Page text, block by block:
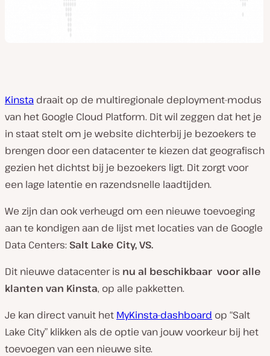
Kinsta draait op de multiregionale deployment-modus
van het Google Cloud Platform. Dit wil zeggen dat het je
in staat stelt om je website dichterbij je bezoekers te
brengen door een datacenter te kiezen dat geografisch
gezien het dichtst bij je bezoekers ligt. Dit zorgt voor
een lage latentie en razendsnelle laadtijden.
We zijn dan ook verheugd om een nieuwe toevoeging
aan te kondigen aan de lijst met locaties van de Google
Data Centers: Salt Lake City, VS.
Dit nieuwe datacenter is nu al beschikbaar voor alle
klanten van Kinsta, op alle pakketten.
Je kan direct vanuit het MyKinsta-dashboard op “Salt
Lake City” klikken als de optie van jouw voorkeur bij het
toevoegen van een nieuwe site.